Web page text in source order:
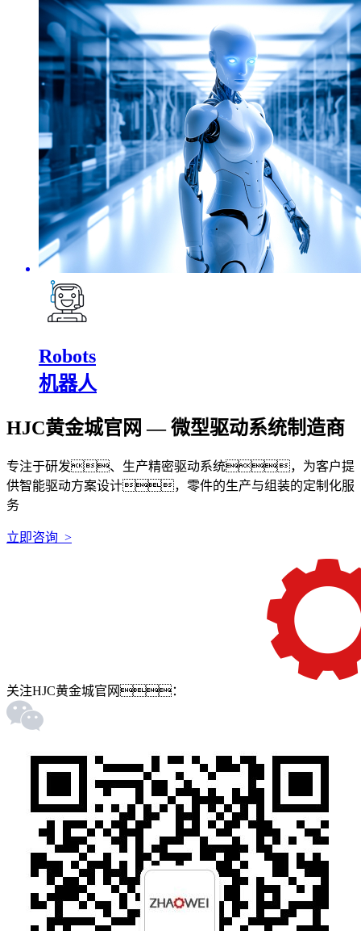
Robots
机器人
HJC黄金城官网 — 微型驱动系统制造商
专注于研发、生产精密驱动系统，为客户提
供智能驱动方案设计，零件的生产与组装的定制化服
务
立即咨询 >
关注HJC黄金城官网：